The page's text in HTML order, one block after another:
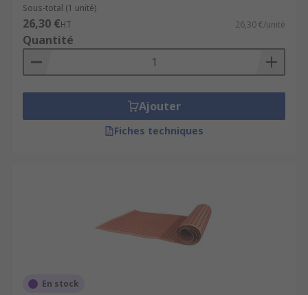
Sous-total (1 unité)
26,30 €HT 26,30 €/unité
Quantité
Ajouter
Fiches techniques
En stock